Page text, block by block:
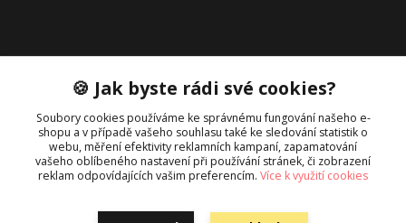
KONTAKTY
Zákaznická podpora FEROBET s.r.o.
+420 602 516 225
(Letní období Po-Pá, 7:00-16:00hod.)
pozorice@ferobet.cz
🍪 Jak byste rádi své cookies?
Soubory cookies používáme ke správnému fungování našeho e-
shopu a v případě vašeho souhlasu také ke sledování statistik o
webu, měření efektivity reklamních kampaní, zapamatování
vašeho oblíbeného nastavení při používání stránek, či zobrazení
reklam odpovídajících vašim preferencím. Více k využití cookies